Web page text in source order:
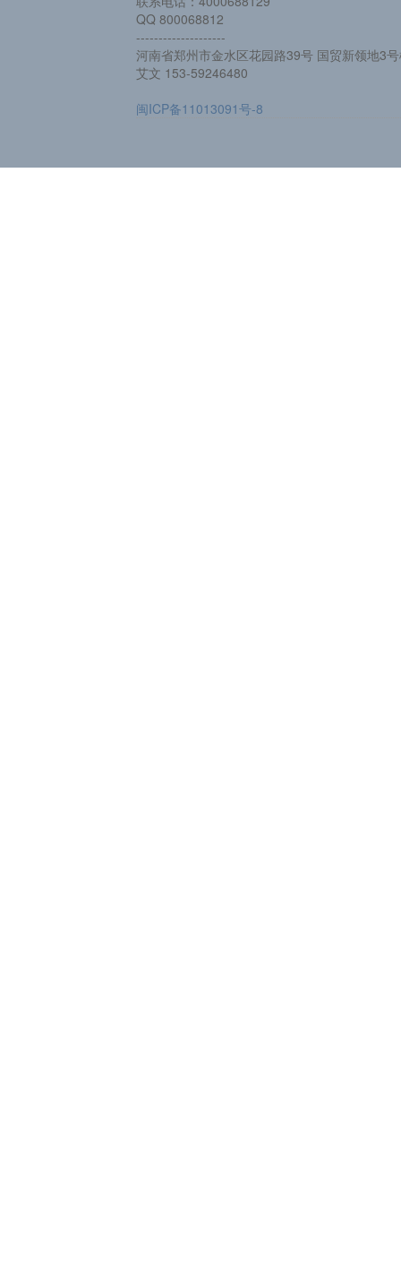
QQ 800068812
--------------------
河南省郑州市金水区花园路39号 国贸新领地3
艾文 153-59246480
闽ICP备11013091号-8